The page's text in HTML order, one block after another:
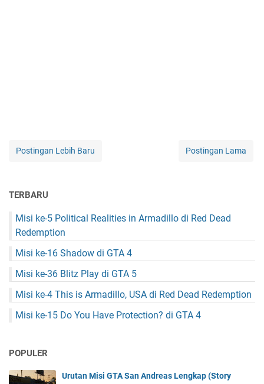
Postingan Lebih Baru Postingan Lama
TERBARU
Misi ke-5 Political Realities in Armadillo di Red Dead
Redemption
Misi ke-16 Shadow di GTA 4
Misi ke-36 Blitz Play di GTA 5
Misi ke-4 This is Armadillo, USA di Red Dead Redemption
Misi ke-15 Do You Have Protection? di GTA 4
POPULER
Urutan Misi GTA San Andreas Lengkap (Story